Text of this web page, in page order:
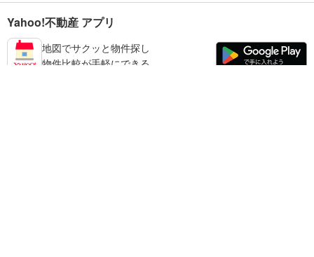
Yahoo!不動産 アプリ
地図でサクッと物件探し
物件比較が手軽にできる